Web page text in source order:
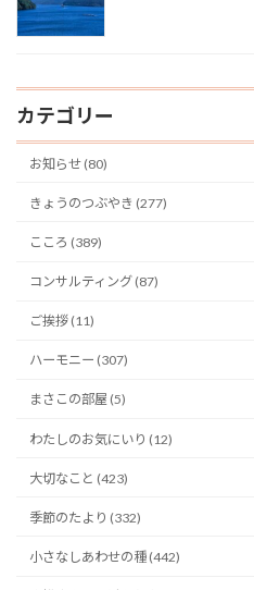
カテゴリー
お知らせ (80)
きょうのつぶやき (277)
こころ (389)
コンサルティング (87)
ご挨拶 (11)
ハーモニー (307)
まさこの部屋 (5)
わたしのお気にいり (12)
大切なこと (423)
季節のたより (332)
小さなしあわせの種 (442)